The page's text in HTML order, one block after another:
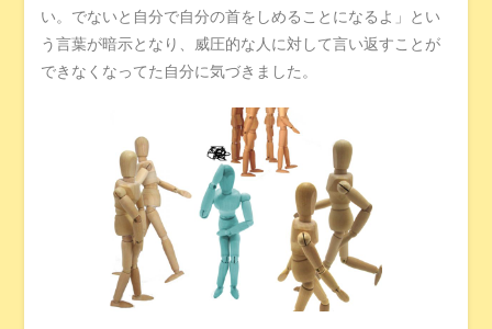
い。でないと自分で自分の首をしめることになるよ」とい
う言葉が暗示となり、威圧的な人に対して言い返すことが
できなくなってた自分に気づきました。